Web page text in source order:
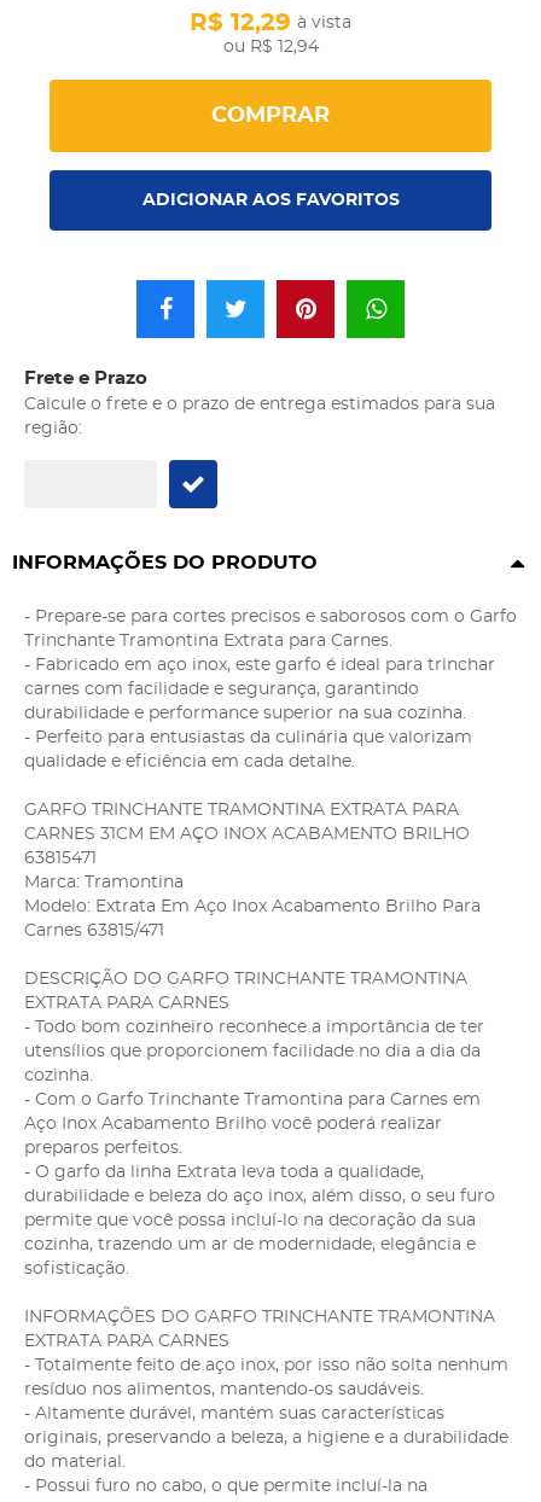
R$ 12,94
R$ 12,29 à vista
COMPRAR
ADICIONAR AOS FAVORITOS
Frete e Prazo
Calcule o frete e o prazo de entrega estimados para sua
região:
INFORMAÇÕES DO PRODUTO
- Prepare-se para cortes precisos e saborosos com o Garfo
Trinchante Tramontina Extrata para Carnes.
- Fabricado em aço inox, este garfo é ideal para trinchar
carnes com facilidade e segurança, garantindo
durabilidade e performance superior na sua cozinha.
- Perfeito para entusiastas da culinária que valorizam
qualidade e eficiência em cada detalhe.
GARFO TRINCHANTE TRAMONTINA EXTRATA PARA
CARNES 31CM EM AÇO INOX ACABAMENTO BRILHO
63815471
Marca: Tramontina
Modelo: Extrata Em Aço Inox Acabamento Brilho Para
Carnes 63815/471
DESCRIÇÃO DO GARFO TRINCHANTE TRAMONTINA
EXTRATA PARA CARNES
- Todo bom cozinheiro reconhece a importância de ter
utensílios que proporcionem facilidade no dia a dia da
cozinha.
- Com o Garfo Trinchante Tramontina para Carnes em
Aço Inox Acabamento Brilho você poderá realizar
preparos perfeitos.
- O garfo da linha Extrata leva toda a qualidade,
durabilidade e beleza do aço inox, além disso, o seu furo
permite que você possa incluí-lo na decoração da sua
cozinha, trazendo um ar de modernidade, elegância e
sofisticação.
INFORMAÇÕES DO GARFO TRINCHANTE TRAMONTINA
EXTRATA PARA CARNES
- Totalmente feito de aço inox, por isso não solta nenhum
resíduo nos alimentos, mantendo-os saudáveis.
- Altamente durável, mantém suas características
originais, preservando a beleza, a higiene e a durabilidade
do material.
- Possui furo no cabo, o que permite incluí-la na